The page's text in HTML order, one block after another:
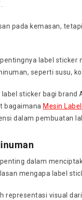
pada kemasan,
label
seperti susu,
sticker bagi
bagaimana Mesin
dalam pembuatan
dalam
mengapa label
representasi visual